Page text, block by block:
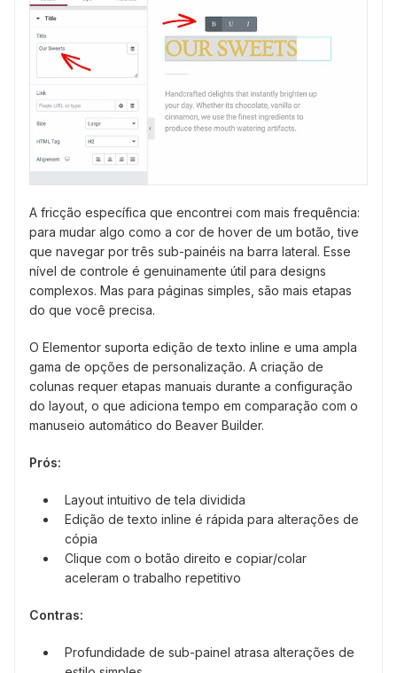
A fricção específica que encontrei com mais frequência:
para mudar algo como a cor de hover de um botão, tive
que navegar por três sub-painéis na barra lateral. Esse
nível de controle é genuinamente útil para designs
complexos. Mas para páginas simples, são mais etapas
do que você precisa.
O Elementor suporta edição de texto inline e uma ampla
gama de opções de personalização. A criação de
colunas requer etapas manuais durante a configuração
do layout, o que adiciona tempo em comparação com o
manuseio automático do Beaver Builder.
Prós:
Layout intuitivo de tela dividida
Edição de texto inline é rápida para alterações de
cópia
Clique com o botão direito e copiar/colar
aceleram o trabalho repetitivo
Contras:
Profundidade de sub-painel atrasa alterações de